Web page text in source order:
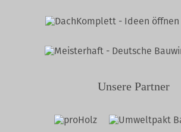
Unsere Partner